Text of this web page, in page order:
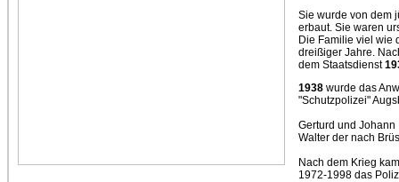
Sie wurde von dem
erbaut. Sie waren
Die Familie viel wie
dreißiger Jahre.
dem Staatsdienst
1938 wurde das
"Schutzpolizei"
Gerturd und
Walter der nach
Nach dem Krieg
1972-1998 das